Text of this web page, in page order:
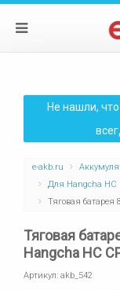
Не нашли,
e-akb.ru
Для Hangcha HC
Тяговая батарея
Тяговая
Hangcha HC
Артикул: akb_542